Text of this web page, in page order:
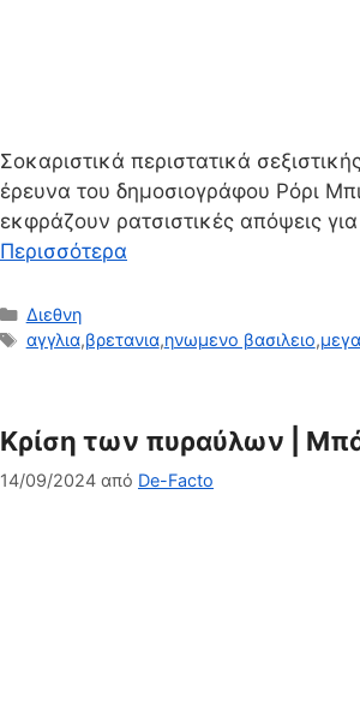
Σοκαριστικά περιστατικά
έρευνα του δημοσιογράφου Ρόρι
εκφράζουν ρατσιστικές απόψεις
Περισσότερα
Κατηγορίες
Διεθνη
Ετικέτες
αγγλια,βρετανια,ηνωμενο βασιλειο,
Κρίση των πυραύλων |
14/09/2024 από De-Facto